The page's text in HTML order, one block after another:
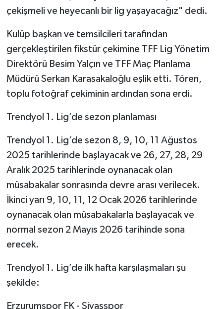
çekişmeli ve heyecanlı bir lig yaşayacağız" dedi.
Kulüp başkan ve temsilcileri tarafından
gerçekleştirilen fikstür çekimine TFF Lig Yönetim
Direktörü Besim Yalçın ve TFF Maç Planlama
Müdürü Serkan Karasakaloğlu eşlik etti. Tören,
toplu fotoğraf çekiminin ardından sona erdi.
Trendyol 1. Lig’de sezon planlaması
Trendyol 1. Lig’de sezon 8, 9, 10, 11 Ağustos
2025 tarihlerinde başlayacak ve 26, 27, 28, 29
Aralık 2025 tarihlerinde oynanacak olan
müsabakalar sonrasında devre arası verilecek.
İkinci yarı 9, 10, 11, 12 Ocak 2026 tarihlerinde
oynanacak olan müsabakalarla başlayacak ve
normal sezon 2 Mayıs 2026 tarihinde sona
erecek.
Trendyol 1. Lig’de ilk hafta karşılaşmaları şu
şekilde:
Erzurumspor FK - Sivasspor